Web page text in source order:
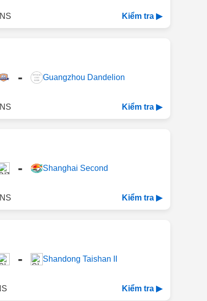
Kiểm tra ▶
- Guangzhou Dandelion
Kiểm tra ▶
- Shanghai Second
Kiểm tra ▶
- Shandong Taishan II
Kiểm tra ▶